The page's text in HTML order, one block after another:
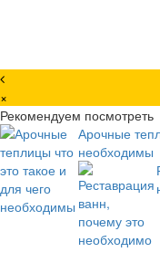
×
Рекомендуем посмотреть
Арочные
необходимы